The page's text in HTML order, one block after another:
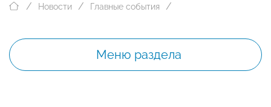
Новости Главные события
Меню раздела